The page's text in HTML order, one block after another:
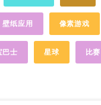
号：ZDclock微博
钟……
jpg, png, txt, xml,
发送mail, 重命名,
加密方式加密
） -支持
到SD卡上） -支持
件以“ZES 256
，可支持PC端
壁纸应用 像素游戏
巴士 星球 比赛